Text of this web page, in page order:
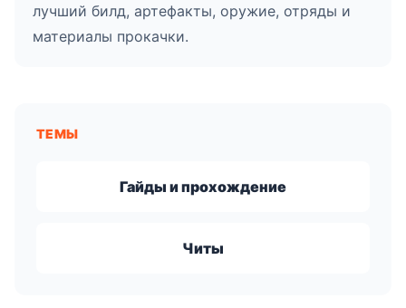
лучший билд, артефакты, оружие, отряды и
материалы прокачки.
ТЕМЫ
Гайды и прохождение
Читы